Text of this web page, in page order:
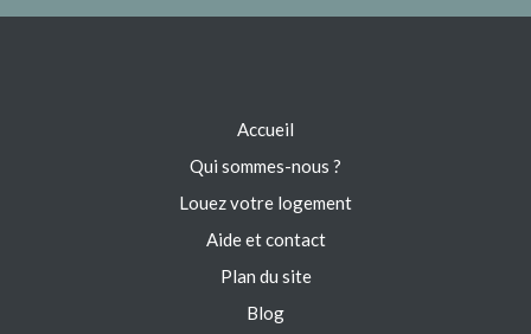
Accueil
Qui sommes-nous ?
Louez votre logement
Aide et contact
Plan du site
Blog